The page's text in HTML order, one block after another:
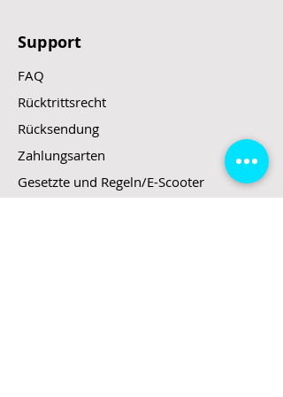
Support
FAQ
Rücktrittsrecht
Rücksendung
Zahlungsarten
Gesetzte und Regeln/E-Scooter